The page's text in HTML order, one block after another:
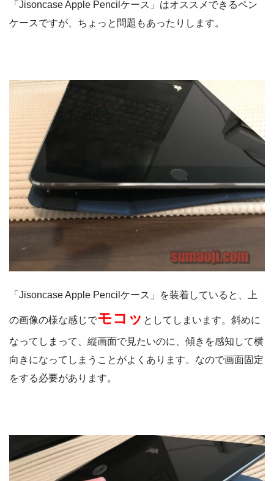
「Jisoncase Apple Pencilケース」はオススメできるペン
ケースですが、ちょっと問題もあったりします。
「Jisoncase Apple Pencilケース」を装着していると、上
の画像の様な感じでモコッ としてしまいます。斜めに
なってしまって、縦画面で見たいのに、傾きを感知して横
向きになってしまうことがよくあります。なので画面固定
をする必要があります。